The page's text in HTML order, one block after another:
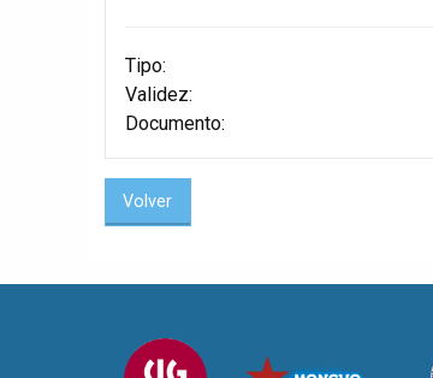
Tipo:
Validez:
Documento:
Volver